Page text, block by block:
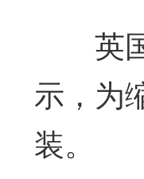
英国
示，为
装。